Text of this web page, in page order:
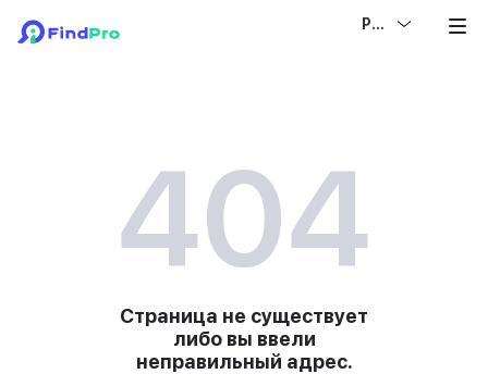
РУС
404
Страница не существует
либо вы ввели
неправильный адрес.